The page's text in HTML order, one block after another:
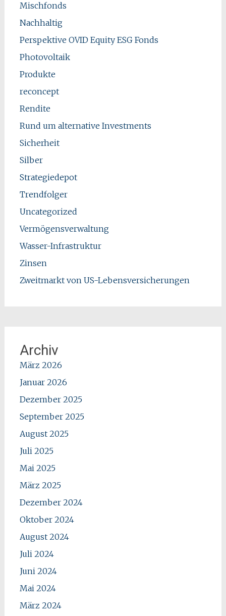
Mischfonds
Nachhaltig
Perspektive OVID Equity ESG Fonds
Photovoltaik
Produkte
reconcept
Rendite
Rund um alternative Investments
Sicherheit
Silber
Strategiedepot
Trendfolger
Uncategorized
Vermögensverwaltung
Wasser-Infrastruktur
Zinsen
Zweitmarkt von US-Lebensversicherungen
Archiv
März 2026
Januar 2026
Dezember 2025
September 2025
August 2025
Juli 2025
Mai 2025
März 2025
Dezember 2024
Oktober 2024
August 2024
Juli 2024
Juni 2024
Mai 2024
März 2024